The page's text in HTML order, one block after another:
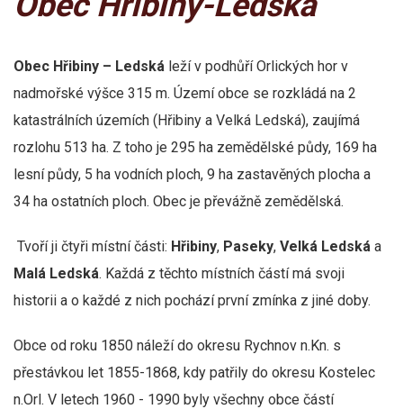
Obec Hřibiny – Ledská leží v podhůří Orlických hor v
nadmořské výšce 315 m. Území obce se rozkládá na 2
katastrálních územích (Hřibiny a Velká Ledská), zaujímá
rozlohu 513 ha. Z toho je 295 ha zemědělské půdy, 169 ha
lesní půdy, 5 ha vodních ploch, 9 ha zastavěných plocha a
34 ha ostatních ploch. Obec je převážně zemědělská.
Tvoří ji čtyři místní části: Hřibiny, Paseky, Velká Ledská a
Malá Ledská. Každá z těchto místních částí má svoji
historii a o každé z nich pochází první zmínka z jiné doby.
Obce od roku 1850 náleží do okresu Rychnov n.Kn. s
přestávkou let 1855-1868, kdy patřily do okresu Kostelec
n.Orl. V letech 1960 - 1990 byly všechny obce částí